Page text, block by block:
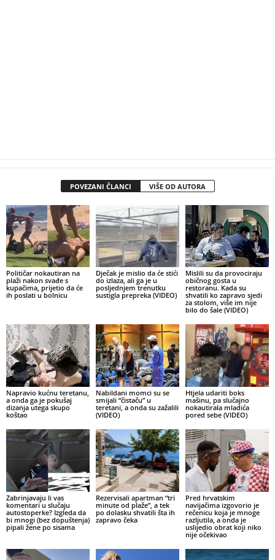
POVEZANI ČLANCI VIŠE OD AUTORA
Političar nokautiran na
plaži nakon svađe s
kupačima, prijetio da će
ih poslati u bolnicu
Dječak je mislio da će stići
do izlaza, ali ga je u
posljednjem trenutku
sustigla prepreka (VIDEO)
Mislili su da provociraju
običnog gosta u
restoranu. Kada su
shvatili ko zapravo sjedi
za stolom, više im nije
bilo do šale (VIDEO)
Napravio kućnu teretanu,
a onda ga je pokušaj
dizanja utega skupo
koštao
Nabildani momci su se
smijali “čistaču” u
teretani, a onda su zažalili
(VIDEO)
Htjela udariti boks
mašinu, pa slučajno
nokautirala mladića
pored sebe (VIDEO)
Zabrinjavaju li vas
komentari u slučaju
autostoperke? Izgleda da
bi mnogi (bez dopuštenja)
pipali žene po sisama
Rezervisali apartman “tri
minute od plaže”, a tek
po dolasku shvatili šta ih
zapravo čeka
Pred hrvatskim
navijačima izgovorio je
rečenicu koja je mnoge
razljutila, a onda je
uslijedio obrat koji niko
nije očekivao